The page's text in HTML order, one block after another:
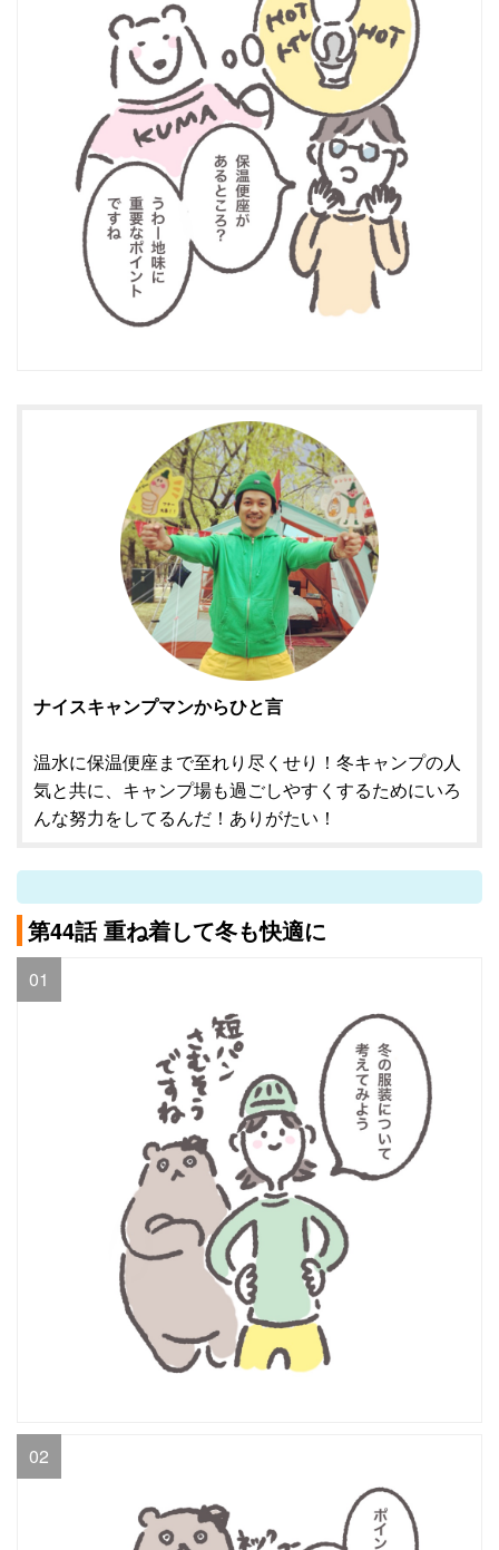
ナイスキャンプマンからひと言
温水に保温便座まで至れり尽くせり！冬キャンプの人
気と共に、キャンプ場も過ごしやすくするためにいろ
んな努力をしてるんだ！ありがたい！
第44話 重ね着して冬も快適に